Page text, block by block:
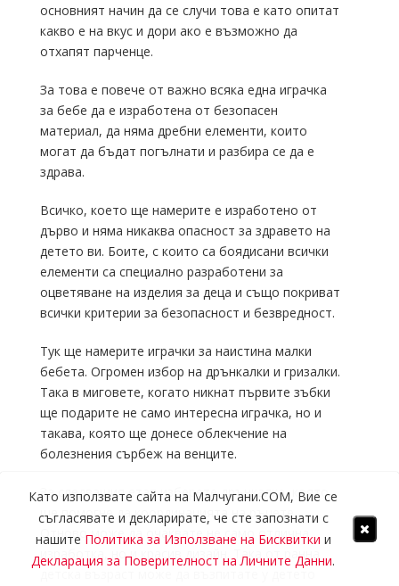
Като използвате сайта на Малчугани.COM, Вие се
съгласявате и декларирате, че сте запознати с
нашите Политика за Използване на Бисквитки и
Декларация за Поверителност на Личните Данни.
основният начин да се случи това е като опитат
какво е на вкус и дори ако е възможно да
отхапят парченце.
За това е повече от важно всяка една играчка
за бебе да е изработена от безопасен
материал, да няма дребни елементи, които
могат да бъдат погълнати и разбира се да е
здрава.
Всичко, което ще намерите е изработено от
дърво и няма никаква опасност за здравето на
детето ви. Боите, с които са боядисани всички
елементи са специално разработени за
оцветяване на изделия за деца и също покриват
всички критерии за безопасност и безвредност.
Тук ще намерите играчки за наистина малки
бебета. Огромен избор на дрънкалки и гризалки.
Така в миговете, когато никнат първите зъбки
ще подарите не само интересна играчка, но и
такава, която ще донесе облекчение на
болезнения сърбеж на венците.
За следващия етап изберете дрънкалка, която
ще помогне да координацията на ръцете.
Отново може да очаквате не само отлична
изработка, но и красив дизайн. Така от ранна
детска възраст може да възпитате у детето